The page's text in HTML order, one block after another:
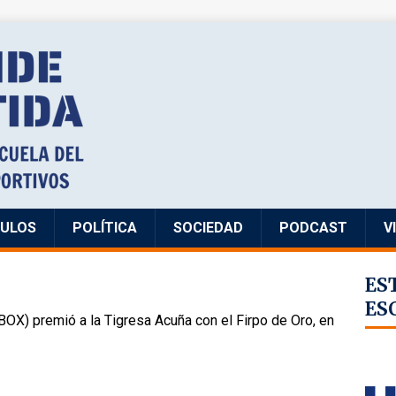
POLÍTICA SOCIEDAD PODCAST
premió a la Tigresa Acuña con el Firpo de Oro, en